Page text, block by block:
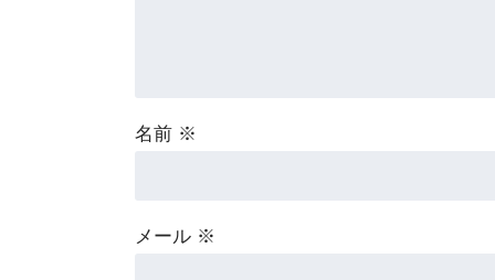
名前 ※
メール ※